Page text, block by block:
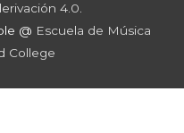
4.0
@ Escuela de Música
College